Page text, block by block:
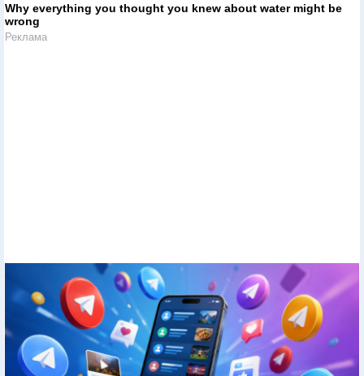
Why everything you thought you knew about water might be
wrong
Реклама